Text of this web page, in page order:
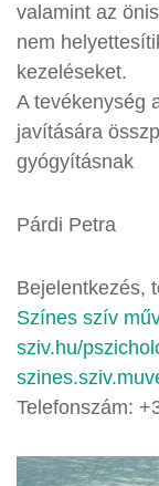
valamint az
nem
kezeléseket.
A tevékenység
javítására
gyógyításnak
Párdi Petra
Bejelentkezés,
Színes szív
sziv.hu/
Telefonszám: